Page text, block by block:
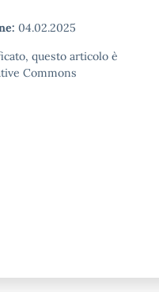
04.02.2025
questo articolo è
Commons